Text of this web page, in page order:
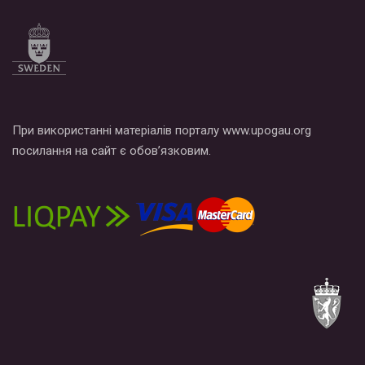
При використанні матеріалів порталу www.upogau.org
посилання на сайт є обов’язковим.